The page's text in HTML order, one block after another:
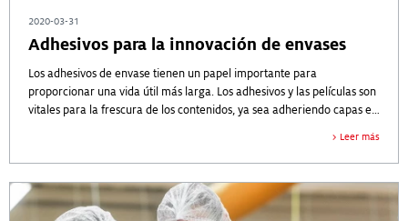
2020-03-31
Adhesivos para la innovación de envases
Los adhesivos de envase tienen un papel importante para
proporcionar una vida útil más larga. Los adhesivos y las películas son
vitales para la frescura de los contenidos, ya sea adheriendo capas en
Leer más